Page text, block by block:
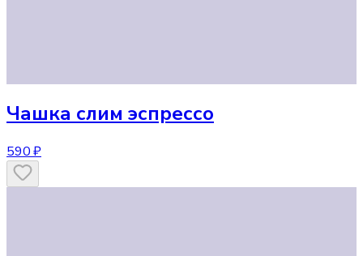
Чашка слим эспрессо
590 ₽